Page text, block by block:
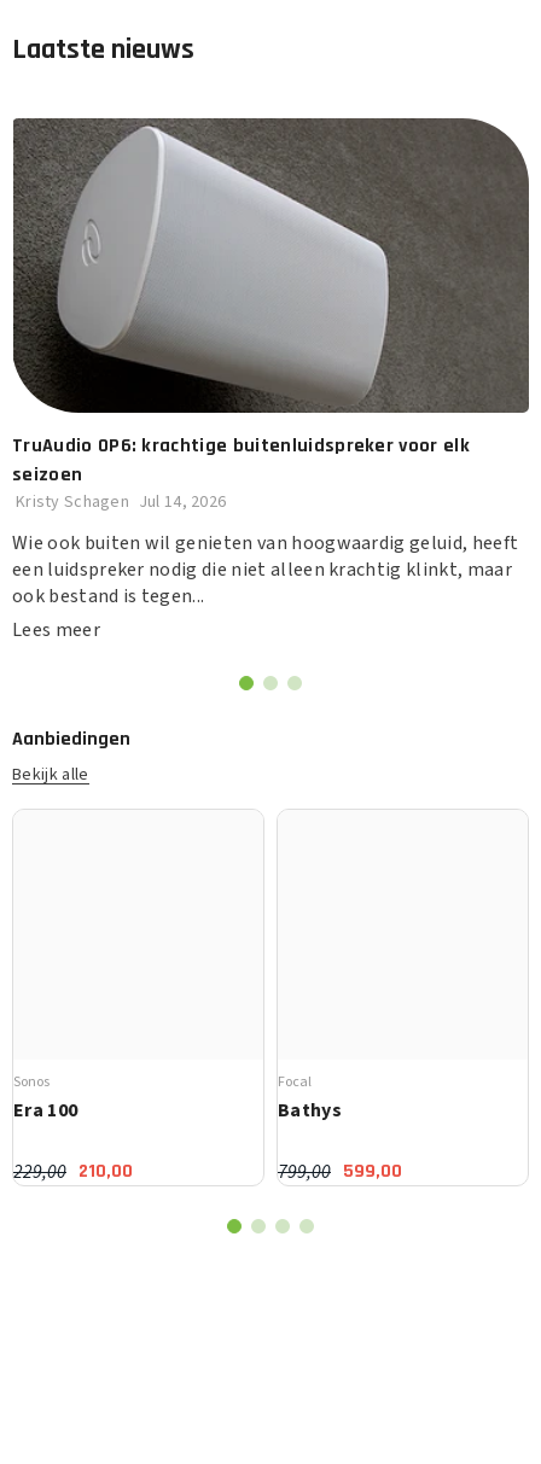
Laatste nieuws
TruAudio OP6: krachtige buitenluidspreker voor elk
seizoen
Kristy Schagen Jul 14, 2026
Wie ook buiten wil genieten van hoogwaardig geluid, heeft
een luidspreker nodig die niet alleen krachtig klinkt, maar
ook bestand is tegen...
Lees meer
Aanbiedingen
Bekijk alle
Sonos
Era 100
229,00 210,00
Focal
Bathys
799,00 599,00